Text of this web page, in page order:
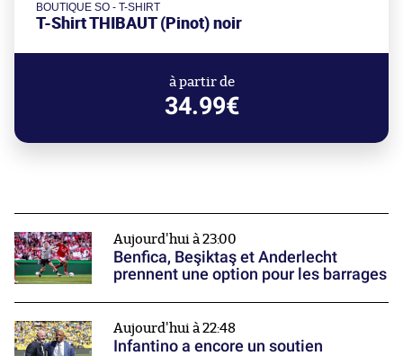
BOUTIQUE SO - T-SHIRT
T-Shirt THIBAUT (Pinot) noir
à partir de
34.99€
Aujourd'hui à 23:00
Benfica, Beşiktaş et Anderlecht
prennent une option pour les barrages
Aujourd'hui à 22:48
Infantino a encore un soutien